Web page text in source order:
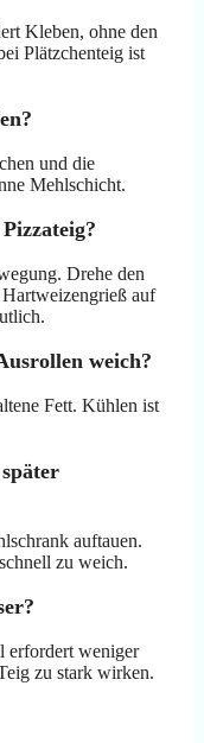
Kleben, ohne den
Plätzchenteig ist
und die
Mehlschicht.
Drehe den
auf
weich?
Fett. Kühlen ist
auftauen.
zu weich.
erfordert weniger
zu stark wirken.